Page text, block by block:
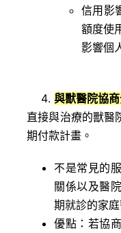
信用影
額度使
影響個
與獸醫院協商
直接與治療的獸醫
期付款計畫。
不是常見的
關係以及醫
期就診的家
優點：若協